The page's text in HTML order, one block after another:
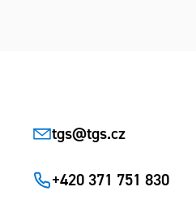
tgs@tgs.cz
+420 371 751 830